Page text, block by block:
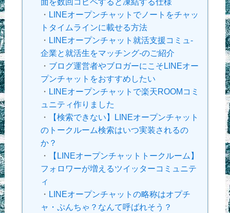
・ LINEオープンチャットでノートをチャッ
トタイムラインに載せる方法
・ LINEオープンチャット就活支援コミュ-
企業と就活生をマッチング-のご紹介
・ ブログ運営者やブロガーにこそLINEオー
プンチャットをおすすめしたい
・ LINEオープンチャットで楽天ROOMコミ
ュニティ作りました
・
【検索できない】LINEオープンチャット
のトークルーム検索はいつ実装されるの
か？
・
【LINEオープンチャットトークルーム】
フォロワーが増えるツイッターコミュニテ
ィ
・ LINEオープンチャットの略称はオプチ
ャ・ぷんちゃ？なんて呼ばれそう？